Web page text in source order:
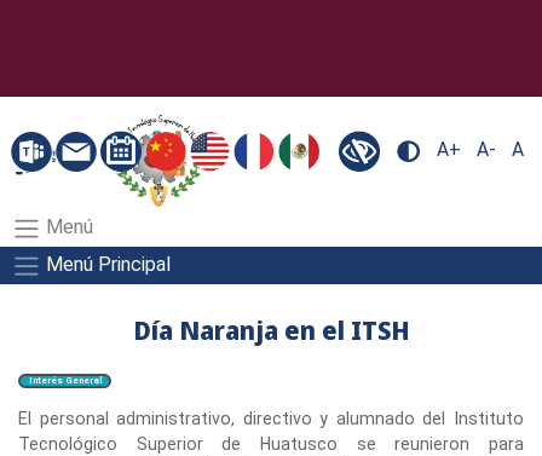
A+ A- A
Menú
Menú Principal
Día Naranja en el ITSH
Interés General
El personal administrativo, directivo y alumnado del Instituto
Tecnológico Superior de Huatusco se reunieron para